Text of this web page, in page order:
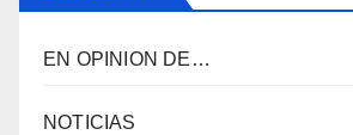
EN OPINION DE…
NOTICIAS